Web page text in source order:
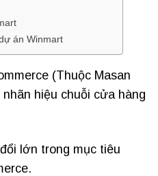
án Winmart
(Thuộc Masan
hiệu chuỗi cửa hàng
lớn trong mục tiêu